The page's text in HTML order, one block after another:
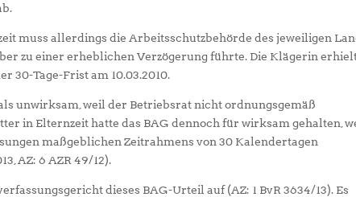
muss allerdings die Arbeitsschutzbehörde des jeweiligen
zu einer erheblichen Verzögerung führte. Die Klägerin
30-Tage-Frist am 10.03.2010.
unwirksam, weil der Betriebsrat nicht ordnungsgemäß
in Elternzeit hatte das BAG dennoch für wirksam gehalten,
maßgeblichen Zeitrahmens von 30 Kalendertagen
AZ: 6 AZR 49/12).
dieses BAG-Urteil auf (AZ: 1 BvR 3634/13). Es